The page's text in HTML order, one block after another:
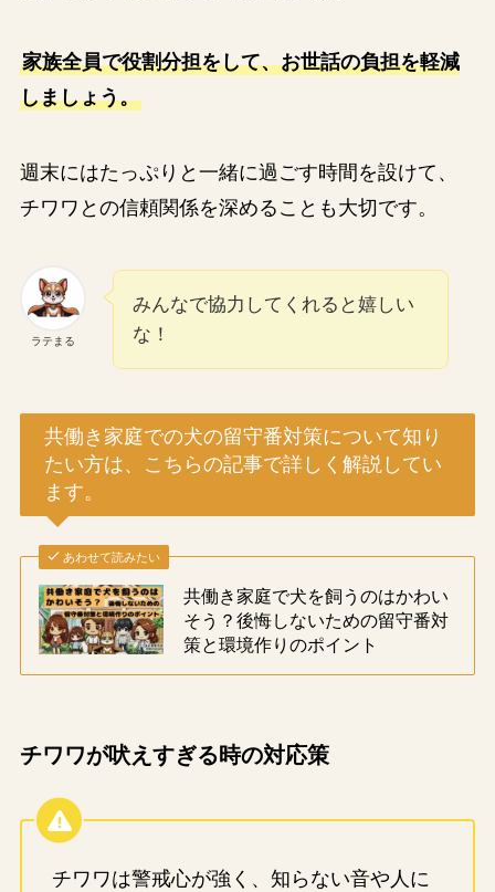
家族全員で役割分担をして、お世話の負担を軽減
しましょう。
週末にはたっぷりと一緒に過ごす時間を設けて、
チワワとの信頼関係を深めることも大切です。
ラテまる
みんなで協力してくれると嬉しい
な！
共働き家庭での犬の留守番対策について知り
たい方は、こちらの記事で詳しく解説してい
ます。
あわせて読みたい
共働き家庭で犬を飼うのはかわい
そう？後悔しないための留守番対
策と環境作りのポイント
チワワが吠えすぎる時の対応策
チワワは警戒心が強く、知らない音や人に